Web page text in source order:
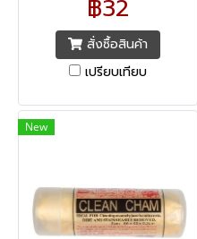
งานหล่อลื่นต่างๆ ป้องกันสนิม
เหมาะสำหรับ ชิ้นส่วนเครื่องจักร
เครื่องยนต์
฿32
สั่งซื้อสินค้า
เปรียบเทียบ
New